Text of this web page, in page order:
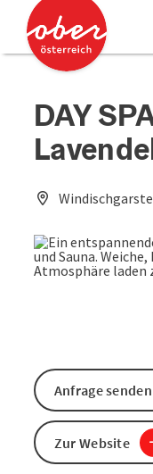
Zum Inhalt
Zum Seitenanfang
DAY
Anfrage senden
Zur Website